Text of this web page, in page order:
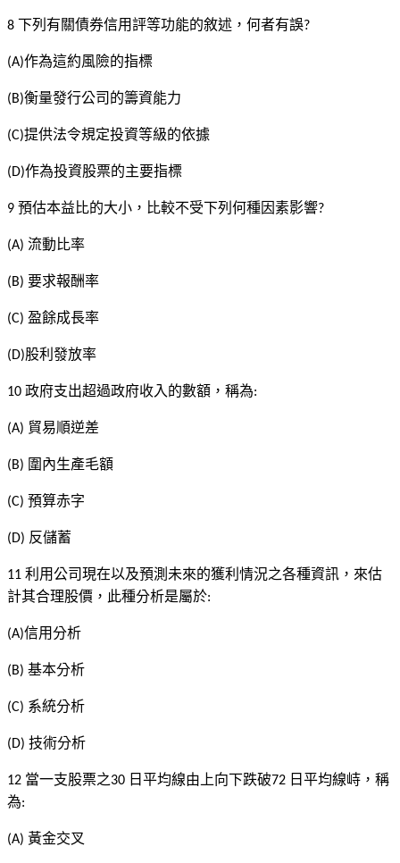
8 下列有關債券信用評等功能的敘述，何者有誤?
(A)作為這約風險的指標
(B)衡量發行公司的籌資能力
(C)提供法令規定投資等級的依據
(D)作為投資股票的主要指標
9 預估本益比的大小，比較不受下列何種因素影響?
(A) 流動比率
(B) 要求報酬率
(C) 盈餘成長率
(D)股利發放率
10 政府支出超過政府收入的數額，稱為:
(A) 貿易順逆差
(B) 圍內生產毛額
(C) 預算赤字
(D) 反儲蓄
11 利用公司現在以及預測未來的獲利情況之各種資訊，來估
計其合理股價，此種分析是屬於:
(A)信用分析
(B) 基本分析
(C) 系統分析
(D) 技術分析
12 當一支股票之30 日平均線由上向下跌破72 日平均線峙，稱
為:
(A) 黃金交叉